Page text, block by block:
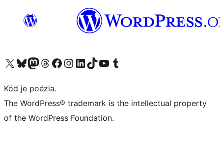
Navštívte náš účet na X (predtým Twitter)
Navštívte náš účet na platforme Bluesky
Navštívte náš účet na Mastodone
Navštívte náš účet na platforme Threads
Navštívte našu stránku na Facebooku
Navštívte náš účet Instagram
Navštívte náš účet LinkedIn
Navštívte náš účet na platforme TikTok
Navštívte náš kanál YouTube
Navštívte náš účet na platforme Tumblr
Kód je poézia.
The WordPress® trademark is the intellectual property
of the WordPress Foundation.